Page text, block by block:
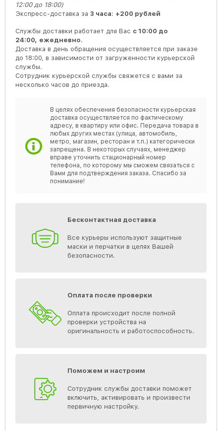
12:00 до 18:00)
Экспресс-доставка за 3 часа: +200 рублей
Службы доставки работает для Вас с 10:00 до
24:00, ежедневно.
Доставка в день обращения осуществляется при заказе
до 18:00, в зависимости от загруженности курьерской
службы.
Сотрудник курьерской службы свяжется с вами за
несколько часов до приезда.
В целях обеспечения безопасности курьерская
доставка осуществляется по фактическому
адресу, в квартиру или офис. Передача товара в
любых других местах (улица, автомобиль,
метро, магазин, ресторан и т.п.) категорически
запрещена. В некоторых случаях, менеджер
вправе уточнить стационарный номер
телефона, по которому мы сможем связаться с
Вами для подтверждения заказа. Спасибо за
понимание!
Бесконтактная доставка
Все курьеры используют защитные
маски и перчатки в целях Вашей
безопасности.
Оплата после проверки
Оплата происходит после полной
проверки устройства на
оригинальность и работоспособность.
Поможем и настроим
Сотрудник службы доставки поможет
включить, активировать и произвести
первичную настройку.